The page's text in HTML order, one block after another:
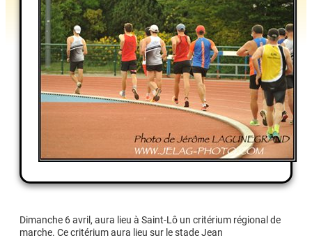
Dimanche 6 avril, aura lieu à Saint-Lô un critérium régional de
marche. Ce critérium aura lieu sur le stade Jean